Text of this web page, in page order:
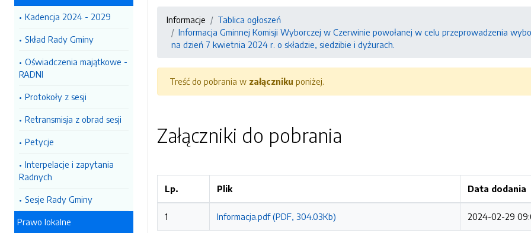
Kadencja 2024 - 2029
Skład Rady Gminy
Oświadczenia majątkowe -
RADNI
Protokoły z sesji
Retransmisja z obrad sesji
Petycje
Interpelacje i zapytania
Radnych
Sesje Rady Gminy
Prawo lokalne
Informacje
Tablica ogłoszeń
Informacja Gminnej Komisji Wyborczej w Czerwinie powołanej w celu przeprowadzenia
na dzień 7 kwietnia 2024 r. o składzie, siedzibie i dyżurach.
Treść do pobrania w załączniku poniżej.
Załączniki do pobrania
Lp. Plik Data dodania
1 Informacja.pdf (PDF, 304.03Kb) 2024-02-29